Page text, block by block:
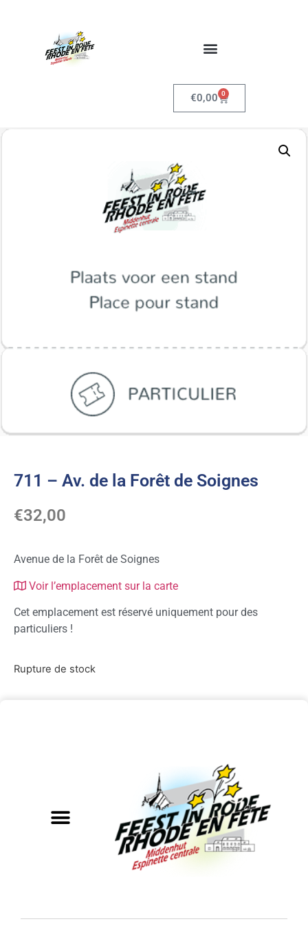
€0,00 0
711 – Av. de la Forêt de Soignes
€32,00
Avenue de la Forêt de Soignes
Voir l’emplacement sur la carte
Cet emplacement est réservé uniquement pour des
particuliers !
Rupture de stock